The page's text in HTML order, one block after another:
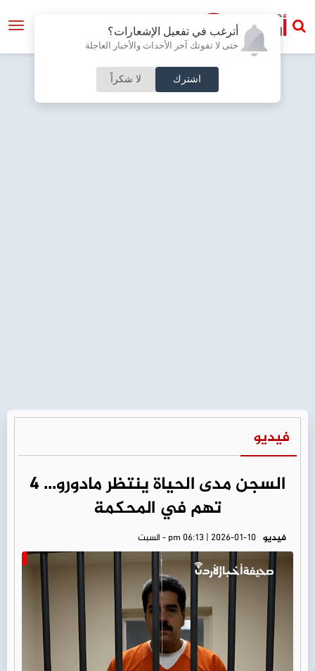
أترغب في تفعيل الإشعارات؟
حتى لا تفوتك آخر الأحداث والأخبار العاجلة
اشترك لا شكراً
فيديو
السجن مدى الحياة ينتظر مادورو... 4
تهم في المحكمة
فيديو pm 06:13 | 2026-01-10 - السبت